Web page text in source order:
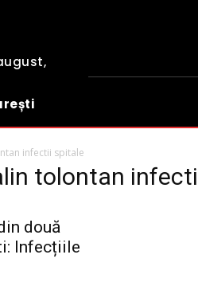
infectii spitale
tolontan
două
Infecțiile